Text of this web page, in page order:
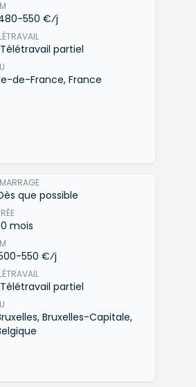
550 €⁄j
Télétravail partiel
de-France, France
que possible
mois
550 €⁄j
Télétravail partiel
Bruxelles-Capitale,